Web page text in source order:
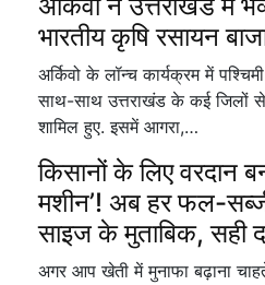
भारतीय कृषि रसायन
अर्किवो के लॉन्च कार्यक्रम में
साथ-साथ उत्तराखंड के कई जिलों से
शामिल हुए. इसमें आगरा,…
किसानों के लिए वरदान
मशीन’! अब हर फल-
साइज के मुताबिक, सही
अगर आप खेती में मुनाफा बढ़ाना